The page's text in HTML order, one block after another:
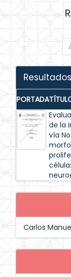
PORTADA
de la
vía
Carlos